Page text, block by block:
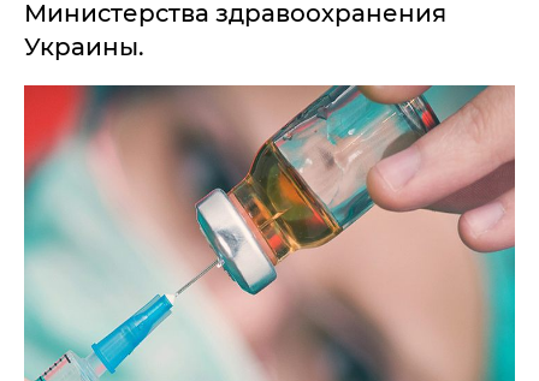
Министерства здравоохранения
Украины.